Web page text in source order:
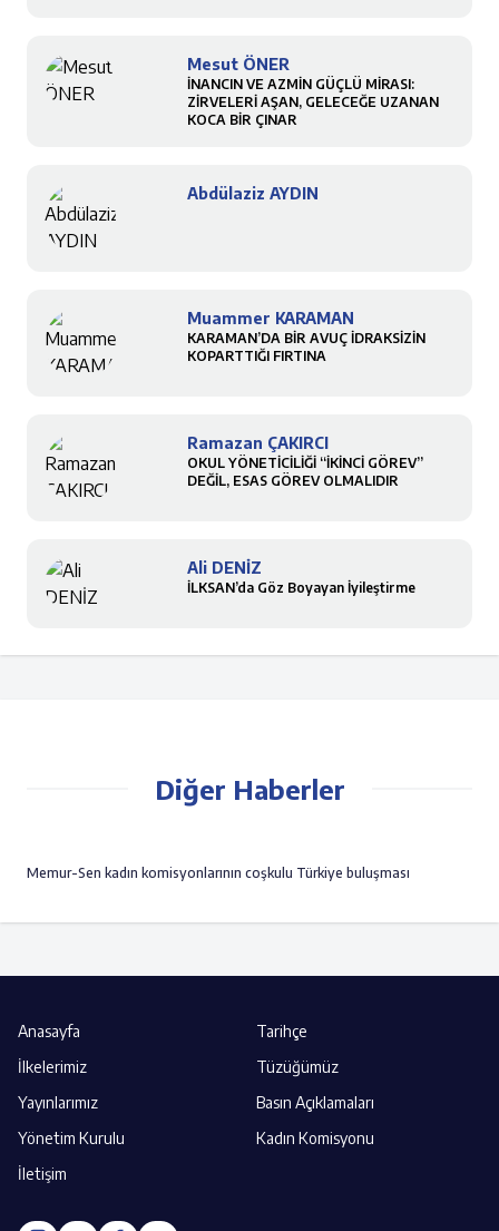
Mesut ÖNER
İNANCIN VE AZMİN GÜÇLÜ MİRASI:
ZİRVELERİ AŞAN, GELECEĞE UZANAN
KOCA BİR ÇINAR
Abdülaziz AYDIN
Muammer KARAMAN
KARAMAN’DA BİR AVUÇ İDRAKSİZİN
KOPARTTIĞI FIRTINA
Ramazan ÇAKIRCI
OKUL YÖNETİCİLİĞİ “İKİNCİ GÖREV”
DEĞİL, ESAS GÖREV OLMALIDIR
Ali DENİZ
İLKSAN’da Göz Boyayan İyileştirme
Diğer Haberler
Memur-Sen kadın komisyonlarının coşkulu Türkiye buluşması
Anasayfa
Tarihçe
İlkelerimiz
Tüzüğümüz
Yayınlarımız
Basın Açıklamaları
Yönetim Kurulu
Kadın Komisyonu
İletişim